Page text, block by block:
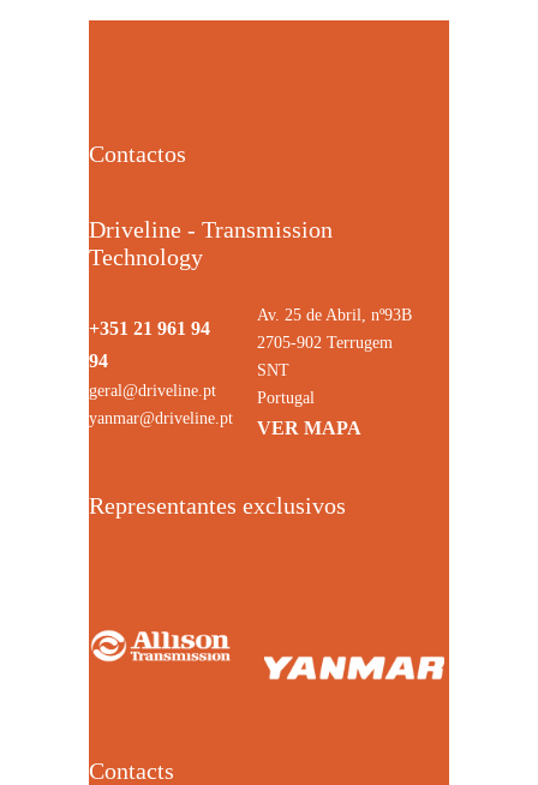
Contactos
Driveline - Transmission
Technology
+351 21 961 94
94
geral@driveline.pt
yanmar@driveline.pt
Av. 25 de Abril, nº93B
2705-902 Terrugem
SNT
Portugal
VER MAPA
Representantes exclusivos
Contacts